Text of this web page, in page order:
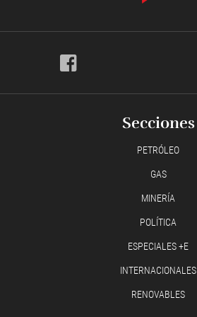
Secciones
PETRÓLEO
GAS
MINERÍA
POLÍTICA
ESPECIALES +E
INTERNACIONALES
RENOVABLES